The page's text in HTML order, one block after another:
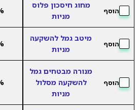
הוסף
מחוג חיסכון פלוס
מניות
הוסף
מיטב גמל להשקעה
מניות
הוסף
מנורה מבטחים גמל
להשקעה מסלול
מניות